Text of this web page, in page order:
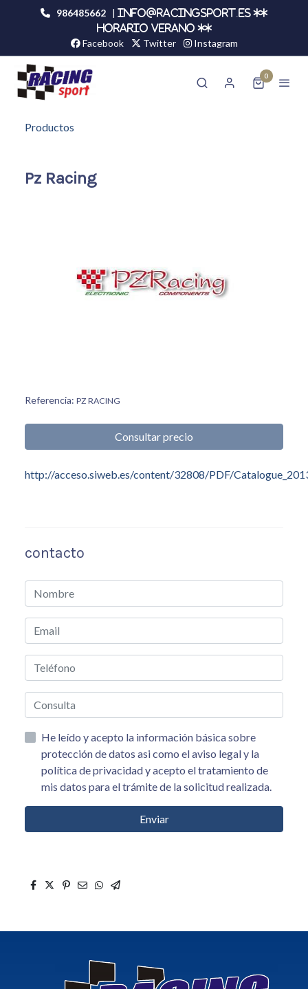
986485662 |
info@racingsport.es **
HORARIO VERANO **
Facebook Twitter Instagram
0
Productos
Pz Racing
Referencia: PZ RACING
Consultar precio
http://acceso.siweb.es/content/32808/PDF/
contacto
He leído y acepto la información básica sobre
protección de datos asi como el aviso legal y la
política de privacidad y acepto el tratamiento de
mis datos para el trámite de la solicitud realizada.
Enviar